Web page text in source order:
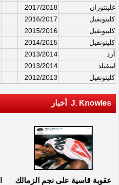
غلينتوران
2017/2018
كليتونفيل
2016/2017
كليتونفيل
2015/2016
كليتونفيل
2014/2015
أرد
2013/2014
لينفيلد
2013/2014
كليتونفيل
2012/2013
J. Knowles أخبار
عقوبة قاسية على نجم الزمالك